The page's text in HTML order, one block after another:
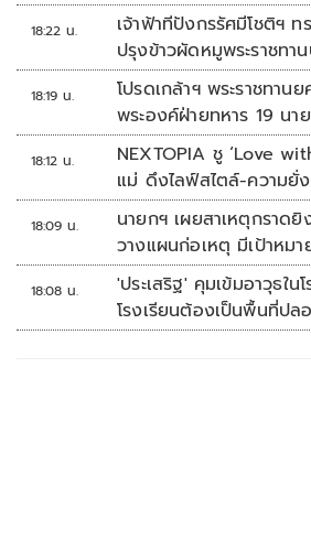
18:22 น.
เจ้าฟ้าทีปังกรรัศมีโชติฯ ท
ปรุงข้าวผัดหมูพระราชทาน
18:19 น.
โปรดเกล้าฯ พระราชทานย
พระองค์ฝ่ายทหาร 19 นาย
18:12 น.
NEXTOPIA ชู ‘Love
แม่ ดึงไลฟ์สไตล์-ความยั่
รณ์ช้อปปิงมีความหมาย
18:09 น.
นายกฯ เผยสาเหตุกราดยิ
วางแผนก่อเหตุ มีเป้าหมา
18:08 น.
'ประเสริฐ' คุมเข้มอาวุธใน
โรงเรียนต้องเป็นพื้นที่ปล